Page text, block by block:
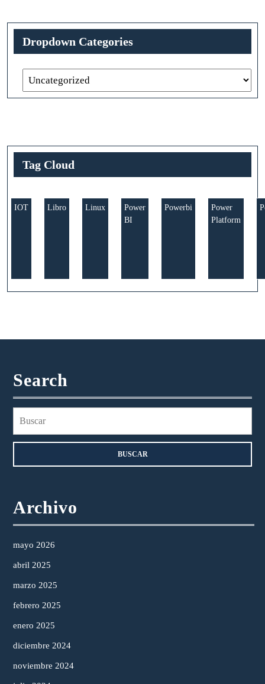
Dropdown Categories
Tag Cloud
IOT Libro Linux
Power
BI
Powerbi
Power
Platform
Search
Archivo
mayo 2026
abril 2025
marzo 2025
febrero 2025
enero 2025
diciembre 2024
noviembre 2024